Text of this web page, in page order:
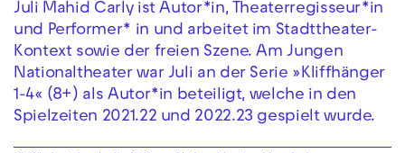
Juli Mahid Carly ist Autor*in, Theaterregisseur*in
und Performer* in und arbeitet im Stadttheater-
Kontext sowie der freien Szene. Am Jungen
Nationaltheater war Juli an der Serie »Kliffhänger
1-4« (8+) als Autor*in beteiligt, welche in den
Spielzeiten 2021.22 und 2022.23 gespielt wurde.